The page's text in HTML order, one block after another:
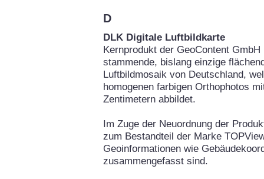
D
DLK Digitale Luftbildkarte
Kernprodukt der GeoContent
stammende, bislang einzige
Luftbildmosaik von Deutschland,
homogenen farbigen Orthophotos
Zentimetern abbildet.
Im Zuge der Neuordnung der
zum Bestandteil der Marke
Geoinformationen wie
zusammengefasst sind.